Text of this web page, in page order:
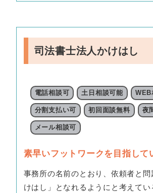
司法書士法人かけはし
電話相談可 土日相談可能 WEB
分割支払い可 初回面談無料 夜
メール相談可
素早いフットワークを目指して
事務所の名前のとおり、依頼者と問
けはし」となれるようにと考えてい